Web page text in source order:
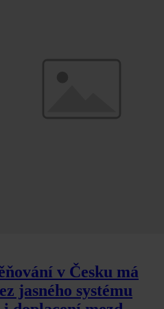
v Česku má
jasného systému